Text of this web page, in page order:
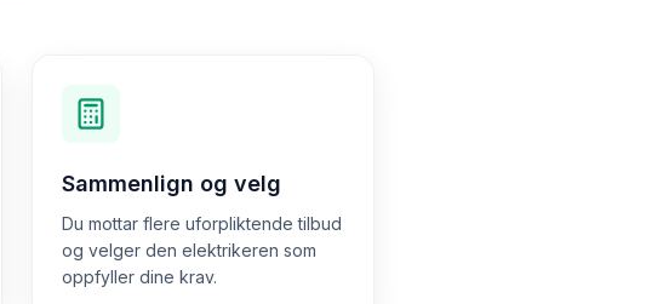
Sammenlign og velg
Du mottar flere uforpliktende tilbud
og velger den elektrikeren som
oppfyller dine krav.